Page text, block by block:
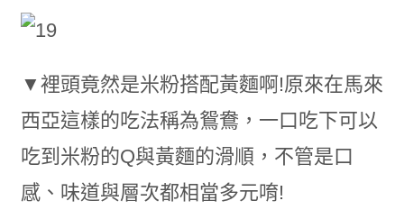
▼裡頭竟然是米粉搭配黃麵啊!原來在馬來
西亞這樣的吃法稱為鴛鴦，一口吃下可以
吃到米粉的Q與黃麵的滑順，不管是口
感、味道與層次都相當多元唷!